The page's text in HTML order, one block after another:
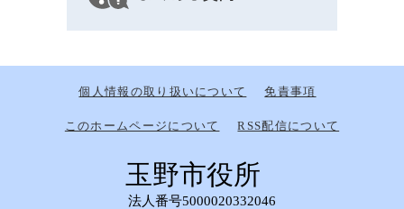
個人情報の取り扱いについて 免責事項
このホームページについて RSS配信について
玉野市役所
法人番号5000020332046